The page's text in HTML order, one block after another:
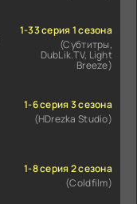
1-33 серия 1 сезона
(Субтитры,
DubLik.TV, Light
Breeze)
1-6 серия 3 сезона
(HDrezka Studio)
1-8 серия 2 сезона
(Coldfilm)